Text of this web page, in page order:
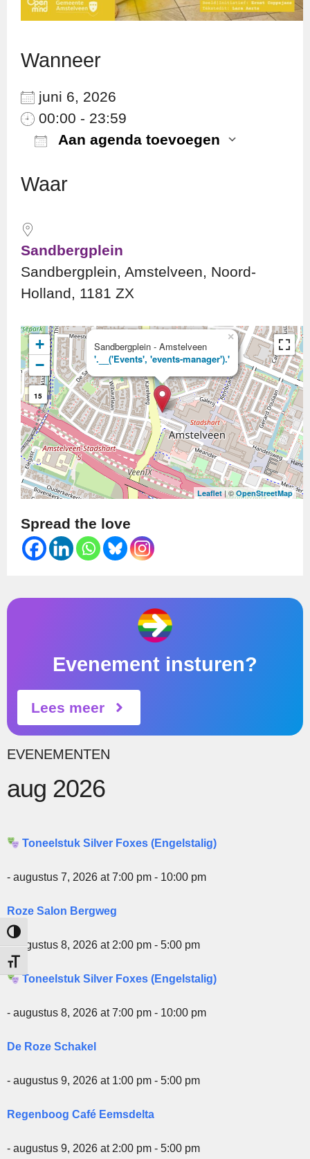
Keuze voor hoog contrast
Kies grootte van het lettertype
Wanneer
juni 6, 2026
00:00 - 23:59
Aan agenda toevoegen
Waar
Sandbergplein
Sandbergplein, Amstelveen, Noord-
Holland, 1181 ZX
Sandbergplein - Amstelveen
'.__('Events', 'events-manager').'
×
+
−
15
Leaflet| ©OpenStreetMap
Spread the love
Evenement insturen?
Lees meer
EVENEMENTEN
aug 2026
Toneelstuk Silver Foxes (Engelstalig)
- augustus 7, 2026 at 7:00 pm - 10:00 pm
Roze Salon Bergweg
- augustus 8, 2026 at 2:00 pm - 5:00 pm
Toneelstuk Silver Foxes (Engelstalig)
- augustus 8, 2026 at 7:00 pm - 10:00 pm
De Roze Schakel
- augustus 9, 2026 at 1:00 pm - 5:00 pm
Regenboog Café Eemsdelta
- augustus 9, 2026 at 2:00 pm - 5:00 pm